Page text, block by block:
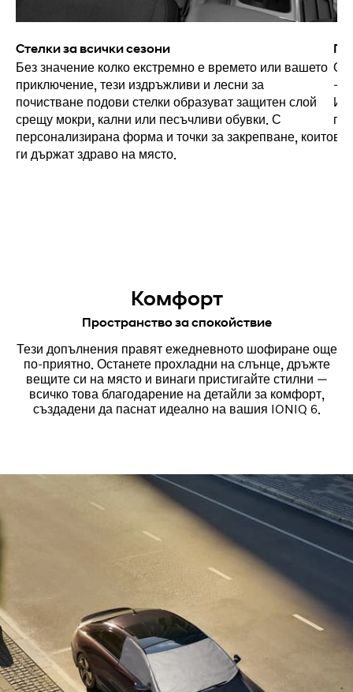
Стелки за всички сезони
Без значение колко екстремно е времето или вашето
приключение, тези издръжливи и лесни за
почистване подови стелки образуват защитен слой
срещу мокри, кални или песъчливи обувки. С
персонализирана форма и точки за закрепване, които
ги държат здраво на място.
От
–
Комфорт
Пространство за спокойствие
Тези допълнения правят ежедневното шофиране още
по-приятно. Останете прохладни на слънце, дръжте
вещите си на място и винаги пристигайте стилни —
всичко това благодарение на детайли за комфорт,
създадени да паснат идеално на вашия IONIQ 6.